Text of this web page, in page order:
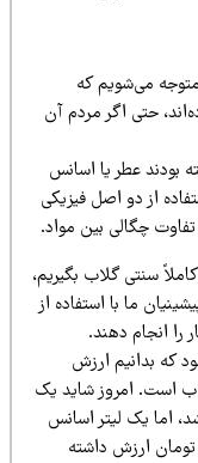
می‌شویم که
حتی اگر مردم آن
عطر یا اسانس
دو اصل فیزیکی
بین مواد.
گلاب بگیریم،
ما با استفاده از
دهند.
ارزش
امروز شاید یک
یک لیتر اسانس
داشته